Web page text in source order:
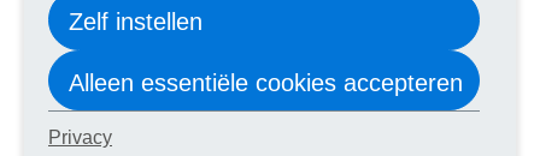
Marketing en Communicatie
Mode
Muziek
Zelf instellen
Alleen essentiële cookies accepteren
Privacy